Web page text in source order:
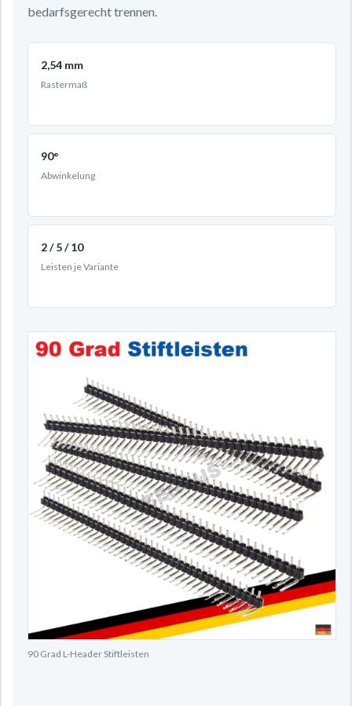
bedarfsgerecht trennen.
2,54 mm
Rastermaß
90°
Abwinkelung
2 / 5 / 10
Leisten je Variante
90 Grad L-Header Stiftleisten